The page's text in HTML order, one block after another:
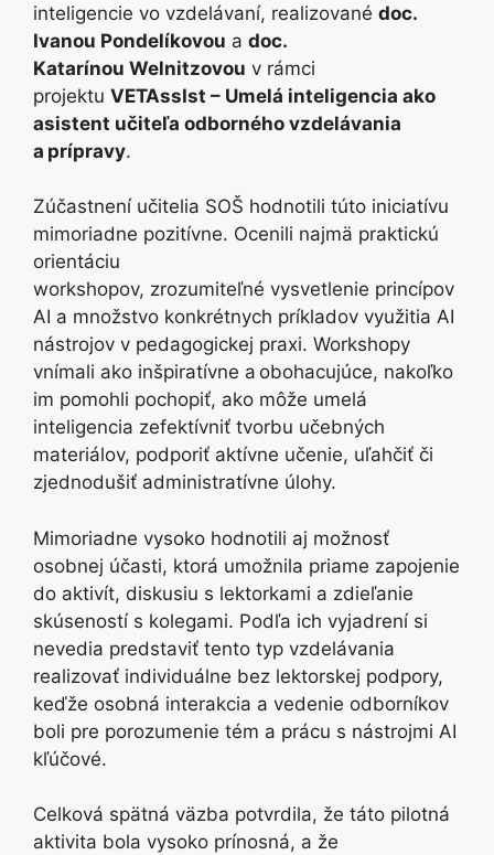
inteligencie vo vzdelávaní, realizované doc.
Ivanou Pondelíkovou a doc.
Katarínou Welnitzovou v rámci
projektu VETAssIst – Umelá inteligencia ako
asistent učiteľa odborného vzdelávania
a prípravy.
Zúčastnení učitelia SOŠ hodnotili túto iniciatívu
mimoriadne pozitívne. Ocenili najmä praktickú
orientáciu
workshopov, zrozumiteľné vysvetlenie princípov
AI a množstvo konkrétnych príkladov využitia AI
nástrojov v pedagogickej praxi. Workshopy
vnímali ako inšpiratívne a obohacujúce, nakoľko
im pomohli pochopiť, ako môže umelá
inteligencia zefektívniť tvorbu učebných
materiálov, podporiť aktívne učenie, uľahčiť či
zjednodušiť administratívne úlohy.
Mimoriadne vysoko hodnotili aj možnosť
osobnej účasti, ktorá umožnila priame zapojenie
do aktivít, diskusiu s lektorkami a zdieľanie
skúseností s kolegami. Podľa ich vyjadrení si
nevedia predstaviť tento typ vzdelávania
realizovať individuálne bez lektorskej podpory,
keďže osobná interakcia a vedenie odborníkov
boli pre porozumenie tém a prácu s nástrojmi AI
kľúčové.
Celková spätná väzba potvrdila, že táto pilotná
aktivita bola vysoko prínosná, a že